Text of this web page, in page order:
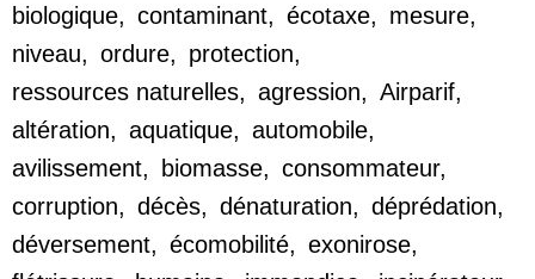
biologique, contaminant, écotaxe, mesure,
niveau, ordure, protection,
ressources naturelles, agression, Airparif,
altération, aquatique, automobile,
avilissement, biomasse, consommateur,
corruption, décès, dénaturation, déprédation,
déversement, écomobilité, exonirose,